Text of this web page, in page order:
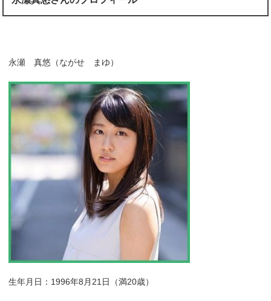
永瀬 真悠（ながせ まゆ）
生年月日：1996年8月21日（満20歳）